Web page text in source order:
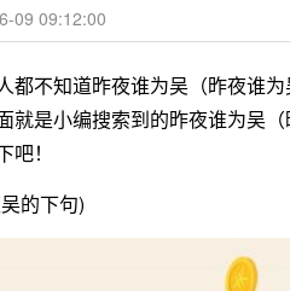
09 09:12:00
都不知道昨夜谁为吴（昨夜谁
就是小编搜索到的昨夜谁为吴
！
的下句)